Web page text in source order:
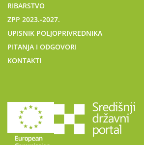
RIBARSTVO
ZPP 2023.-2027.
UPISNIK POLJOPRIVREDNIKA
PITANJA I ODGOVORI
KONTAKTI